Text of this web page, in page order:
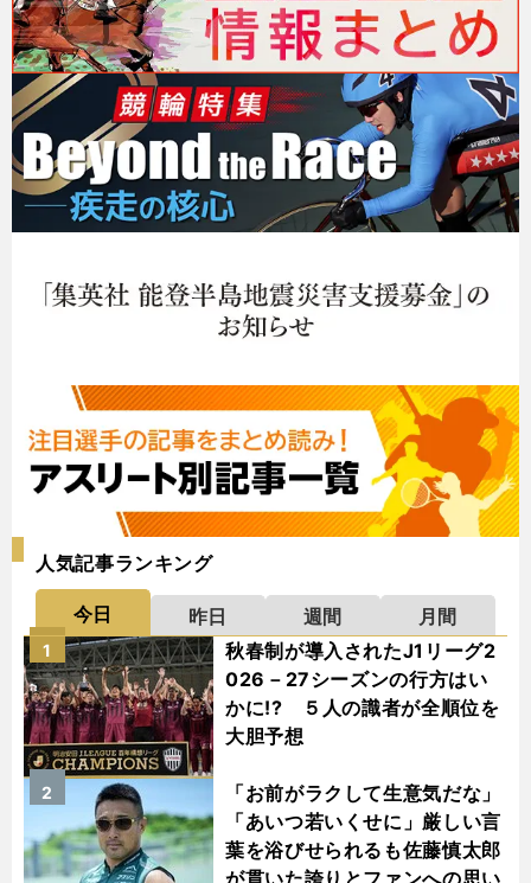
人気記事ランキング
今日 昨日 週間
月間
秋春制が導入されたJ1リーグ2
026－27シーズンの行方はい
かに!? ５人の識者が全順位を
大胆予想
1
「お前がラクして生意気だな」
「あいつ若いくせに」厳しい言
葉を浴びせられるも佐藤慎太郎
2